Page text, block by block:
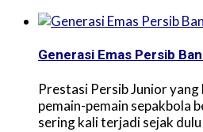
Generasi Emas Persib
Prestasi Persib Junior
pemain-pemain sepakbola
sering kali terjadi sejak